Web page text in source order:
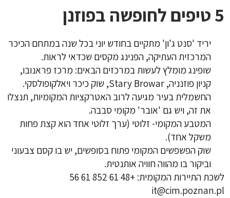
5 טיפים לחופשה בפוזנן
יריד 'סנט ג'ון' מתקיים בחודש יוני בכל שנה במתחם הכיכר
המרכזית העתיקה, הפנינג מקסים שכדאי לראות.
שופינג מומלץ לעשות במרכזים הבאים: מרכז פראנובו,
קניון פוזנניה, Stary Browar, שוק כיכר ויאלקופולסקי.‏
החשמלית בעיר מגיעה לרוב האטרקציות המקומיות, תנצלו
את זה, ויש גם 'אובר' מקומי סבבה.
המטבע המקומי- זלוטי (ערך זלוטי אחד הוא קצת פחות
משקל אחד).
שוק הפשפשים המקומי פתוח בסופשים, יש בו קסם צבעוני
וביקור בו מהווה חוויה אותנטית.
לשכת התיירות המקומית: +48 61 852 61 56
it@cim.poznan.pl